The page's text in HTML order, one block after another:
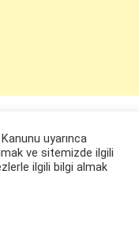
uyarınca
ve sitemizde ilgili
ilgili bilgi almak